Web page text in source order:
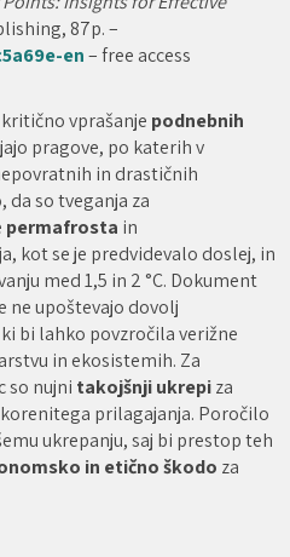
87p. –
en– free access
vprašanje podnebnih
pragove, po katerih v
in drastičnih
so tveganja za
permafrosta in
kot se je predvidevalo doslej, in
med 1,5 in 2 °C. Dokument
ne upoštevajo dovolj
ki bi lahko povzročila verižne
in ekosistemih. Za
so nujni takojšnji ukrepiza
prilagajanja. Poročilo
ukrepanju, saj bi prestop teh
in etično škodo za